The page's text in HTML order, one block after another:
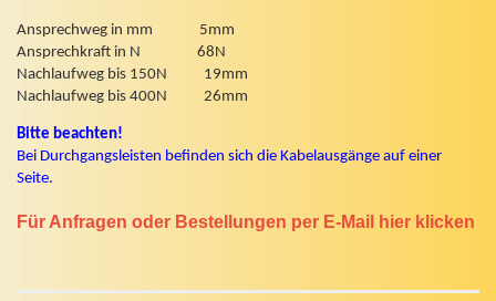
Ansprechweg in mm              5mm
Ansprechkraft in N                 68N
Nachlaufweg bis 150N           19mm
Nachlaufweg bis 400N           26mm
Bitte beachten!
Bei Durchgangsleisten befinden sich die Kabelausgänge auf einer
Seite.
Für Anfragen oder Bestellungen per E-Mail hier klicken